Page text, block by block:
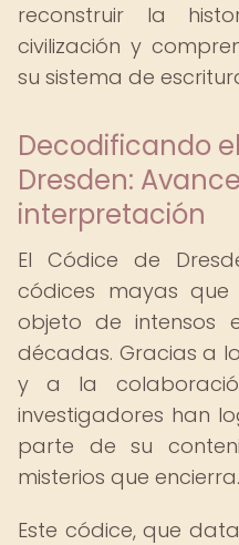
reconstruir la
civilización y
su sistema de
Decodificando
Dresden:
interpretación
El Códice de
códices mayas
objeto de intensos
décadas. Gracias a
y a la
investigadores han
parte de su
misterios que encierra.
Este códice, que